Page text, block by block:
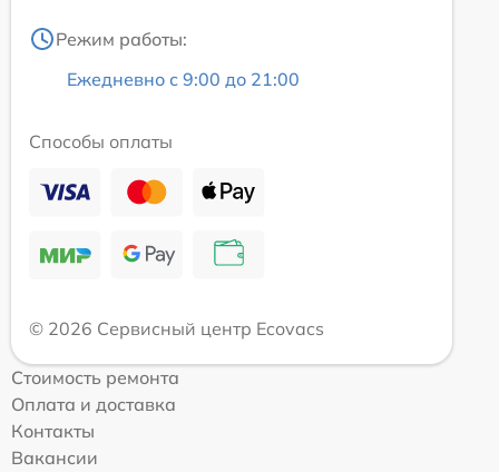
Режим работы:
Ежедневно с 9:00 до 21:00
Способы оплаты
© 2026 Сервисный центр Ecovacs
Стоимость ремонта
Оплата и доставка
Контакты
Вакансии